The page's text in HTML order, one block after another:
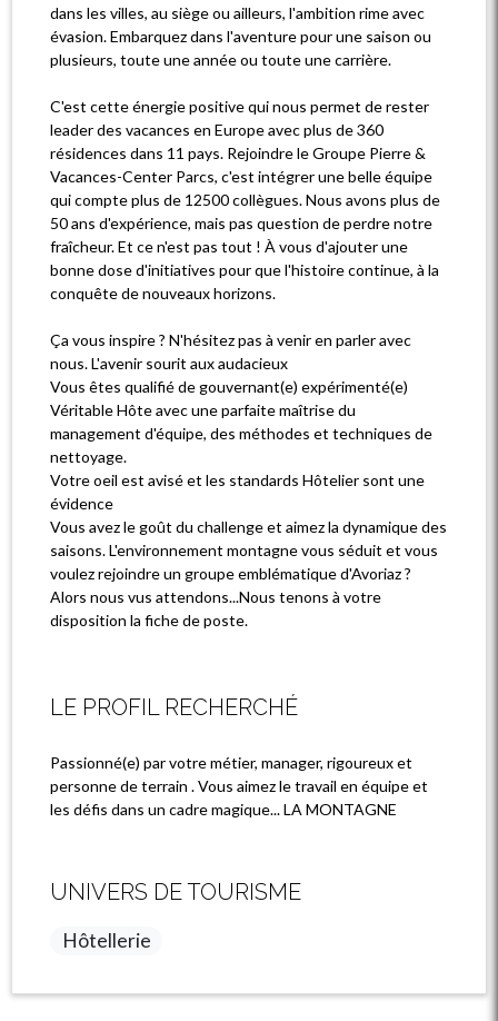
dans les villes, au siège ou ailleurs, l'ambition rime avec
évasion. Embarquez dans l'aventure pour une saison ou
plusieurs, toute une année ou toute une carrière.
C'est cette énergie positive qui nous permet de rester
leader des vacances en Europe avec plus de 360
résidences dans 11 pays. Rejoindre le Groupe Pierre &
Vacances-Center Parcs, c'est intégrer une belle équipe
qui compte plus de 12500 collègues. Nous avons plus de
50 ans d'expérience, mais pas question de perdre notre
fraîcheur. Et ce n'est pas tout ! À vous d'ajouter une
bonne dose d'initiatives pour que l'histoire continue, à la
conquête de nouveaux horizons.
Ça vous inspire ? N'hésitez pas à venir en parler avec
nous. L'avenir sourit aux audacieux
Vous êtes qualifié de gouvernant(e) expérimenté(e)
Véritable Hôte avec une parfaite maîtrise du
management d'équipe, des méthodes et techniques de
nettoyage.
Votre oeil est avisé et les standards Hôtelier sont une
évidence
Vous avez le goût du challenge et aimez la dynamique des
saisons. L'environnement montagne vous séduit et vous
voulez rejoindre un groupe emblématique d'Avoriaz ?
Alors nous vus attendons...Nous tenons à votre
disposition la fiche de poste.
LE PROFIL RECHERCHÉ
Passionné(e) par votre métier, manager, rigoureux et
personne de terrain . Vous aimez le travail en équipe et
les défis dans un cadre magique... LA MONTAGNE
UNIVERS DE TOURISME
Hôtellerie